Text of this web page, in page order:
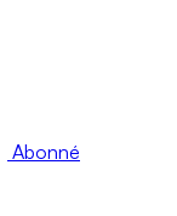
Abonné